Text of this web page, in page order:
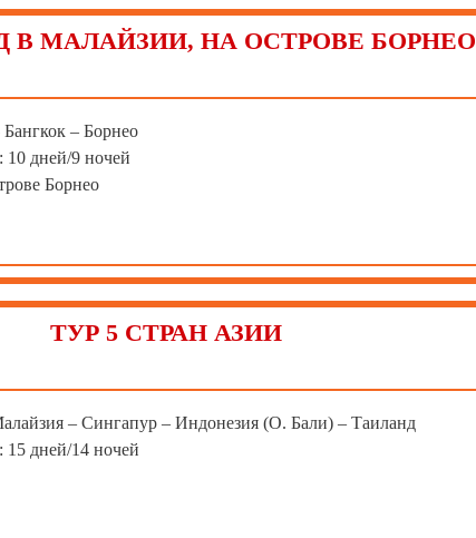
В МАЛАЙЗИИ, НА ОСТРОВЕ БОРНЕО
– Борнео
: 10 дней/9 ночей
Борнео
ТУР 5 СТРАН АЗИИ
– Сингапур – Индонезия (О. Бали) – Таиланд
: 15 дней/14 ночей